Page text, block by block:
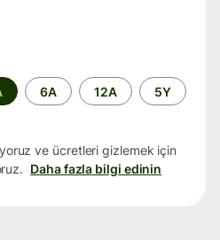
6A 12A 5Y
ve ücretleri gizlemek için
Daha fazla bilgi edinin